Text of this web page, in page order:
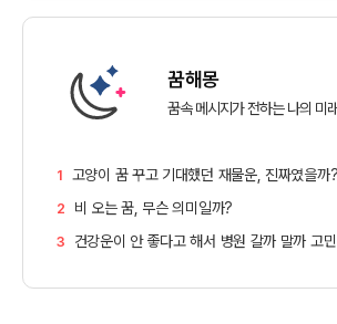
꿈해몽
꿈속 메시지가 전하는 나의 미
1 고양이 꿈 꾸고 기대했던 재물운, 진짜였을까?
2 비 오는 꿈, 무슨 의미일까?
3 건강운이 안 좋다고 해서 병원 갈까 말까 고